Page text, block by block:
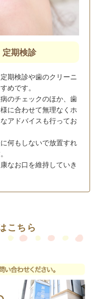
定期検診
期検診や歯のクリーニ
めです。
のチェックのほか、歯
に合わせて無理なくホ
アドバイスも行ってお
何もしないで放置すれ
なお口を維持していき
こちら